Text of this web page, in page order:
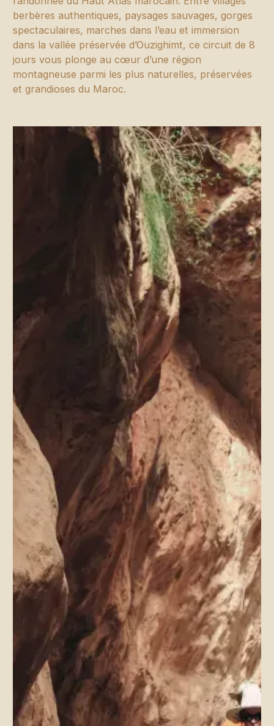
berbères authentiques, paysages sauvages, gorges
spectaculaires, marches dans l’eau et immersion
dans la vallée préservée d’Ouzighimt, ce circuit de 8
jours vous plonge au cœur d’une région
montagneuse parmi les plus naturelles, préservées
et grandioses du Maroc.